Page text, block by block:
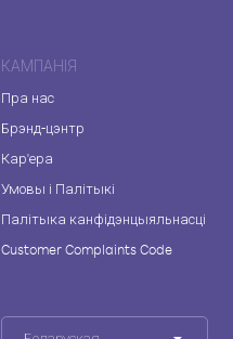
КАМПАНІЯ
Пра нас
Брэнд-цэнтр
Кар'ера
Умовы і Палітыкі
Палітыка канфідэнцыяльнасці
Customer Complaints Code